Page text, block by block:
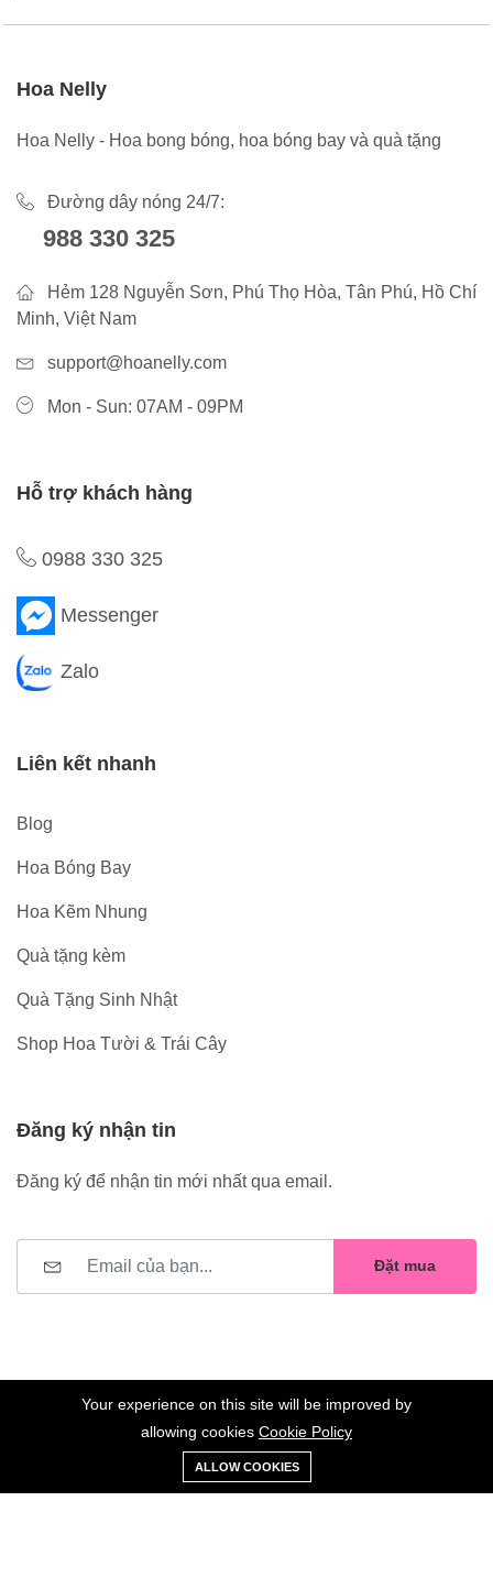
Hoa Nelly
Hoa Nelly - Hoa bong bóng, hoa bóng bay và quà tặng
Đường dây nóng 24/7:
988 330 325
Hẻm 128 Nguyễn Sơn, Phú Thọ Hòa, Tân Phú, Hồ Chí
Minh, Việt Nam
support@hoanelly.com
Mon - Sun: 07AM - 09PM
Hỗ trợ khách hàng
0988 330 325
Messenger
Zalo
Liên kết nhanh
Blog
Hoa Bóng Bay
Hoa Kẽm Nhung
Quà tặng kèm
Quà Tặng Sinh Nhật
Shop Hoa Tười & Trái Cây
Đăng ký nhận tin
Đăng ký để nhận tin mới nhất qua email.
Đặt mua
©2023 Hoa Nelly . All Rights Reserved.
0
Xe
đẩy
Danh sách
yêu thích
Your experience on this site will be improved by
allowing cookies Cookie Policy
ALLOW COOKIES